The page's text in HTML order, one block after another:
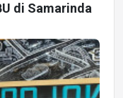
di Samarinda